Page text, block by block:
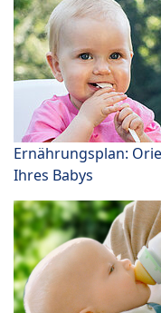
Ernährungsplan:
Ihres Babys